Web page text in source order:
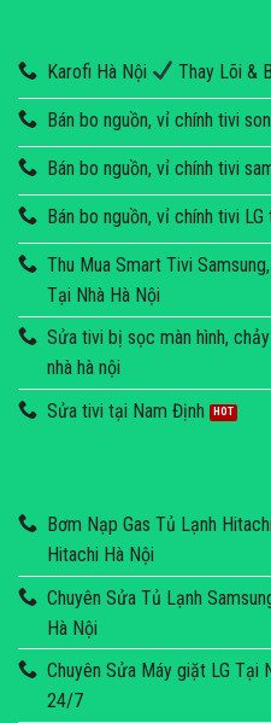
Karofi Hà Nội Thay Lõi &
Bán bo nguồn, vỉ chính tivi
Bán bo nguồn, vỉ chính tivi
Bán bo nguồn, vỉ chính tivi LG
Thu Mua Smart Tivi Samsung,
Tại Nhà Hà Nội
Sửa tivi bị sọc màn hình,
nhà hà nội
Sửa tivi tại Nam Định
Bơm Nạp Gas Tủ Lạnh
Hitachi Hà Nội
Chuyên Sửa Tủ Lạnh
Hà Nội
Chuyên Sửa Máy giặt LG Tại
24/7